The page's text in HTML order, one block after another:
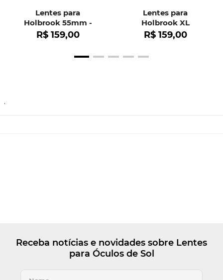
Lentes para
Holbrook 55mm -
OO9102
R$ 159,00
Lentes para
Holbrook XL
R$ 159,00
.
Receba notícias e novidades sobre Lentes
para Óculos de Sol